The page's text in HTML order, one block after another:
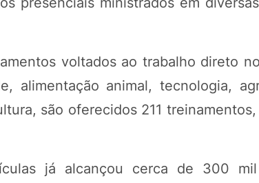
voltados ao trabalho direto
alimentação animal, tecnologia,
são oferecidos 211
já alcançou cerca de 300 mil